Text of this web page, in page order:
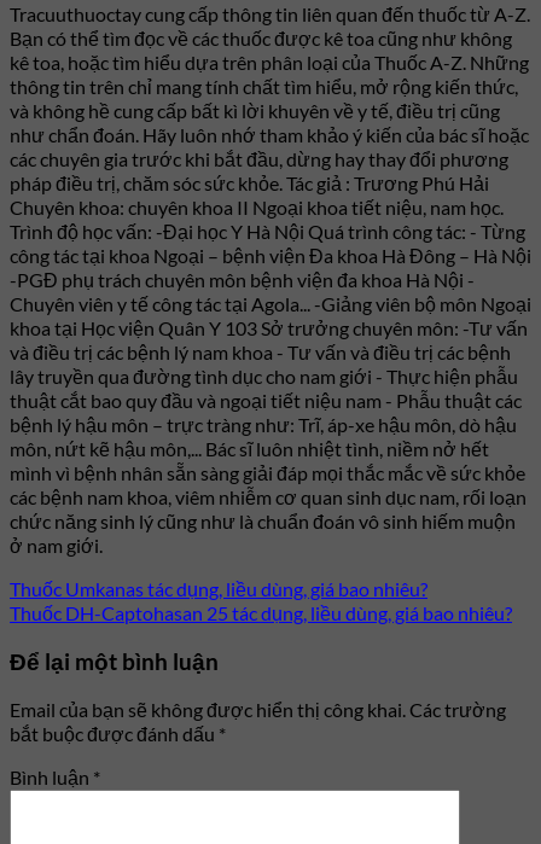
Tracuuthuoctay cung cấp thông tin liên quan đến thuốc từ A-Z.
Bạn có thể tìm đọc về các thuốc được kê toa cũng như không
kê toa, hoặc tìm hiểu dựa trên phân loại của Thuốc A-Z. Những
thông tin trên chỉ mang tính chất tìm hiểu, mở rộng kiến thức,
và không hề cung cấp bất kì lời khuyên về y tế, điều trị cũng
như chẩn đoán. Hãy luôn nhớ tham khảo ý kiến của bác sĩ hoặc
các chuyên gia trước khi bắt đầu, dừng hay thay đổi phương
pháp điều trị, chăm sóc sức khỏe. Tác giả : Trương Phú Hải
Chuyên khoa: chuyên khoa II Ngoại khoa tiết niệu, nam học.
Trình độ học vấn: -Đại học Y Hà Nội Quá trình công tác: - Từng
công tác tại khoa Ngoại – bệnh viện Đa khoa Hà Đông – Hà Nội
-PGĐ phụ trách chuyên môn bệnh viện đa khoa Hà Nội -
Chuyên viên y tế công tác tại Agola... -Giảng viên bộ môn Ngoại
khoa tại Học viện Quân Y 103 Sở trưởng chuyên môn: -Tư vấn
và điều trị các bệnh lý nam khoa - Tư vấn và điều trị các bệnh
lây truyền qua đường tình dục cho nam giới - Thực hiện phẫu
thuật cắt bao quy đầu và ngoại tiết niệu nam - Phẫu thuật các
bệnh lý hậu môn – trực tràng như: Trĩ, áp-xe hậu môn, dò hậu
môn, nứt kẽ hậu môn,... Bác sĩ luôn nhiệt tình, niềm nở hết
mình vì bệnh nhân sẵn sàng giải đáp mọi thắc mắc về sức khỏe
các bệnh nam khoa, viêm nhiễm cơ quan sinh dục nam, rối loạn
chức năng sinh lý cũng như là chuẩn đoán vô sinh hiếm muộn
ở nam giới.
Thuốc Umkanas tác dụng, liều dùng, giá bao nhiêu?
Thuốc DH-Captohasan 25 tác dụng, liều dùng, giá bao nhiêu?
Để lại một bình luận
Email của bạn sẽ không được hiển thị công khai.Các trường
bắt buộc được đánh dấu *
Bình luận *